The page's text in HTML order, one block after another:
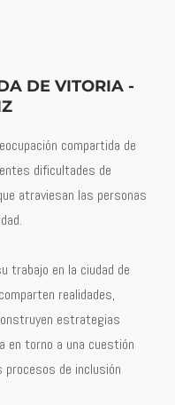
DE VITORIA -
compartida de
dificultades de
atraviesan las personas
trabajo en la ciudad de
realidades,
estrategias
en torno a una cuestión
procesos de inclusión